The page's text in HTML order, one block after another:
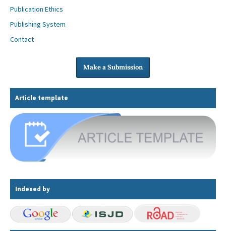
Publication Ethics
Publishing System
Contact
Make a Submission
Article template
Indexed by